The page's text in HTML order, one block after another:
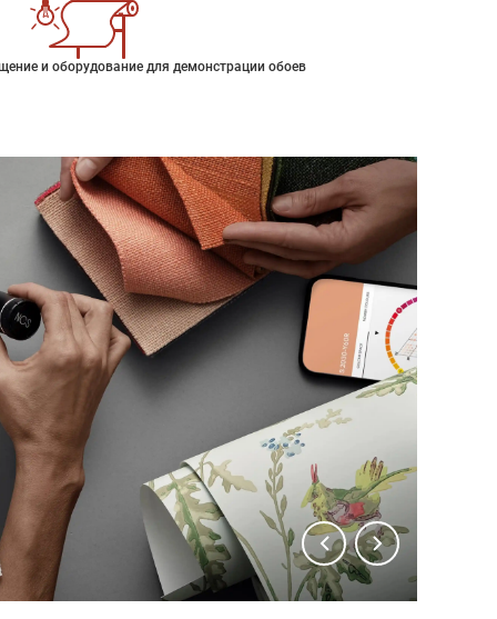
и оборудование для демонстрации обоев